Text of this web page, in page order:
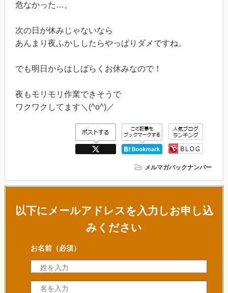
危なかった…。
次の日が休みじゃないなら
あんまり夜ふかししたらやっぱりダメですね。
でも明日からはしばらくお休みなので！
夜もモリモリ作業できそうで
ワクワクしてます＼(^o^)／
メルマガバックナンバー
以下にメールアドレスを入力しお申し込
みください
お名前（必須）